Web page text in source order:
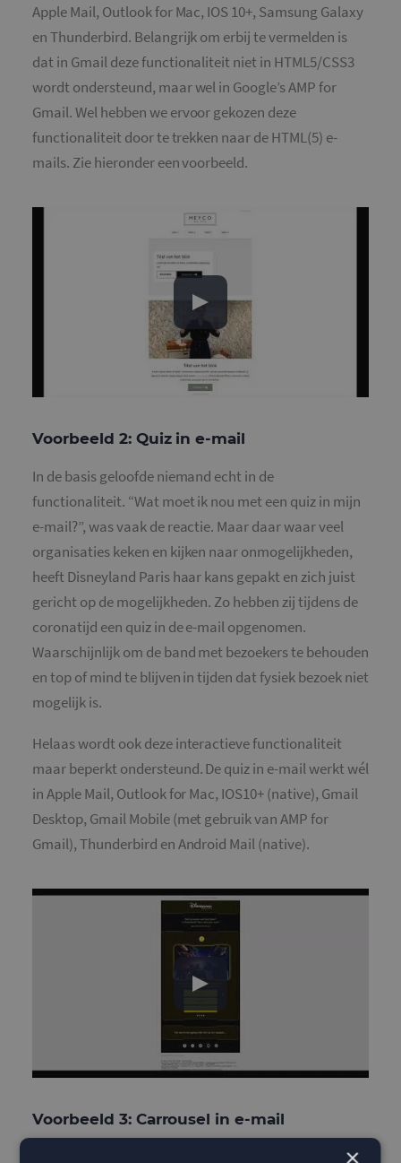
Apple Mail, Outlook for Mac, IOS 10+, Samsung Galaxy
en Thunderbird. Belangrijk om erbij te vermelden is
dat in Gmail deze functionaliteit niet in HTML5/CSS3
wordt ondersteund, maar wel in Google’s AMP for
Gmail. Wel hebben we ervoor gekozen deze
functionaliteit door te trekken naar de HTML(5) e-
mails. Zie hieronder een voorbeeld.
Voorbeeld 2: Quiz in e-mail
In de basis geloofde niemand echt in de
functionaliteit. “Wat moet ik nou met een quiz in mijn
e-mail?”, was vaak de reactie. Maar daar waar veel
organisaties keken en kijken naar onmogelijkheden,
heeft Disneyland Paris haar kans gepakt en zich juist
gericht op de mogelijkheden. Zo hebben zij tijdens de
coronatijd een quiz in de e-mail opgenomen.
Waarschijnlijk om de band met bezoekers te behouden
en top of mind te blijven in tijden dat fysiek bezoek niet
mogelijk is.
Helaas wordt ook deze interactieve functionaliteit
maar beperkt ondersteund. De quiz in e-mail werkt wél
in Apple Mail, Outlook for Mac, IOS10+ (native), Gmail
Desktop, Gmail Mobile (met gebruik van AMP for
Gmail), Thunderbird en Android Mail (native).
Voorbeeld 3: Carrousel in e-mail
×